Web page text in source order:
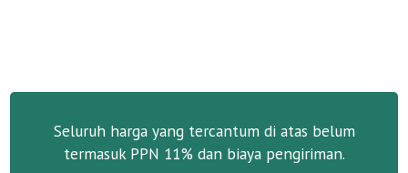
Seluruh harga yang tercantum di atas belum
termasuk PPN 11% dan biaya pengiriman.